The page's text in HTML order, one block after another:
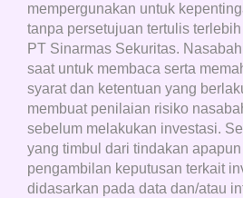
mempergunakan untuk
tanpa persetujuan tertulis
PT Sinarmas Sekuritas.
saat untuk membaca serta
syarat dan ketentuan yang
membuat penilaian risiko
sebelum melakukan investasi.
yang timbul dari tindakan
pengambilan keputusan terkait
didasarkan pada data dan/atau